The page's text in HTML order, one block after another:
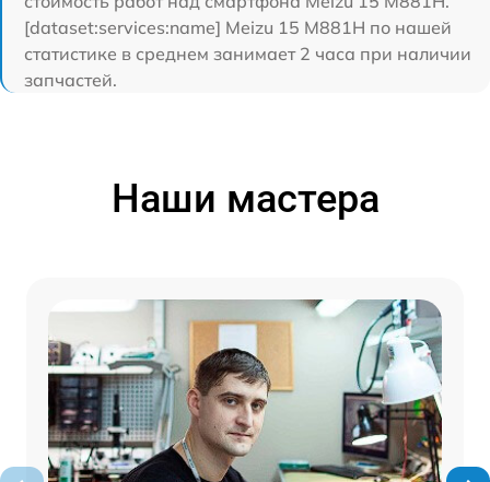
[dataset:services:name] Meizu 15 M881H по нашей
статистике в среднем занимает 2 часа при наличии
запчастей.
Наши мастера